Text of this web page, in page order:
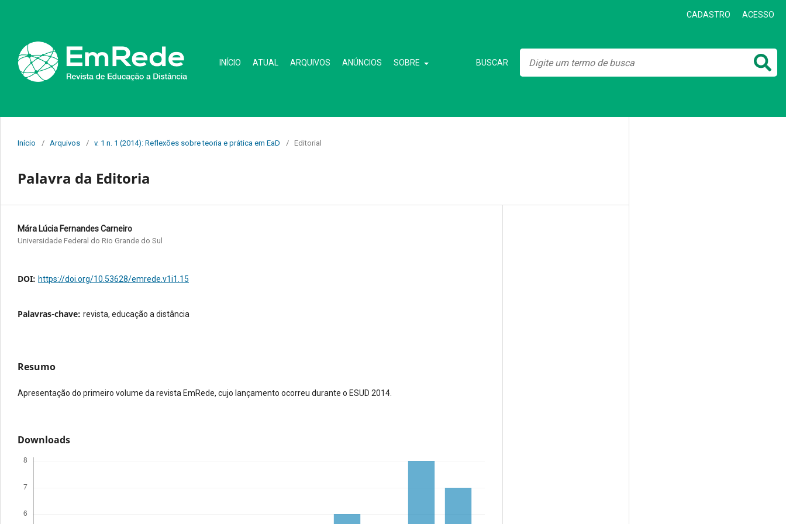
CADASTRO ACESSO
INÍCIO ATUAL ARQUIVOS ANÚNCIOS SOBRE BUSCAR
Início / Arquivos / v. 1 n. 1 (2014): Reflexões sobre teoria e prática em EaD / Editorial
Palavra da Editoria
Mára Lúcia Fernandes Carneiro
Universidade Federal do Rio Grande do Sul
DOI: https://doi.org/10.53628/emrede.v1i1.15
Palavras-chave: revista, educação a distância
Resumo
Apresentação do primeiro volume da revista EmRede, cujo lançamento ocorreu durante o ESUD 2014.
Downloads